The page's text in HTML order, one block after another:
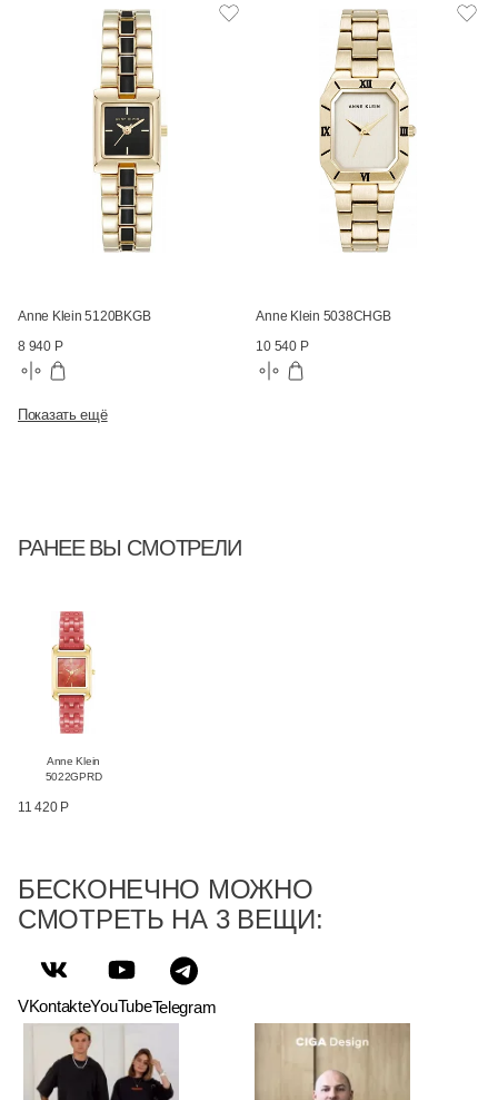
Anne Klein 5120BKGB
8 940 Р
Anne Klein 5038CHGB
10 540 Р
Показать ещё
РАНЕЕ ВЫ СМОТРЕЛИ
Anne Klein
5022GPRD
11 420 Р
БЕСКОНЕЧНО МОЖНО
СМОТРЕТЬ НА 3 ВЕЩИ:
VKontakteYouTubeTelegram